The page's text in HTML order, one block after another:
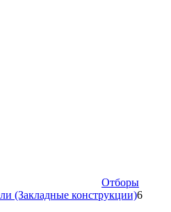
Отборы
(Закладные конструкции)66